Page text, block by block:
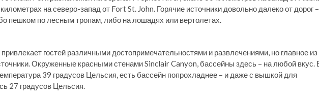
на северо-запад от Fort St. John. Горячие источники довольно далеко от дорог –
пешком по лесным тропам, либо на лошадях или вертолетах.
гостей различными достопримечательностями и развлечениями, но главное из
Окруженные красными стенами Sinclair Canyon, бассейны здесь – на любой вкус.
39 градусов Цельсия, есть бассейн попрохладнее – и даже с вышкой для
27 градусов Цельсия.